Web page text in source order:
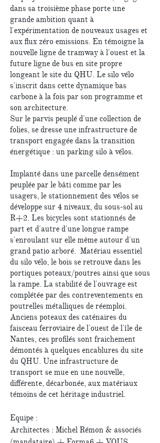
dans sa troisième phase porte une
grande ambition quant à
l'expérimentation de nouveaux usages et
aux flux zéro emissions. En témoigne la
nouvelle ligne de tramway à l'ouest et la
future ligne de bus en site propre
longeant le site du QHU. Le silo vélo
s'inscrit dans cette dynamique bas
carbone à la fois par son programme et
son architecture.
Sur le parvis peuplé d'une collection de
folies, se dresse une infrastructure de
transport engagée dans la transition
énergétique : un parking silo à vélos.
Implanté dans une parcelle densément
peuplée par le bâti comme par les
usagers, le stationnement des vélos se
développe sur 4 niveaux, du sous-sol au
R+2. Les bicycles sont stationnés de
part et d'autre d'une longue rampe
s'enroulant sur elle même autour d'un
grand patio arboré. Matériau essentiel
du silo vélo, le bois se retrouve dans les
portiques poteaux/poutres ainsi que sous
la rampe. La stabilité de l'ouvrage est
complétée par des contreventements en
poutrelles métalliques de réemploi.
Anciens poteaux des caténaires du
faisceau ferroviaire de l'ouest de l'île de
Nantes, ces profilés sont fraichement
démontés à quelques encablures du site
du QHU. Une infrastructure de
transport se mue en une nouvelle,
différente, décarbonée, aux matériaux
témoins de cet héritage industriel.
Equipe :
Architectes : Michel Rémon & associés